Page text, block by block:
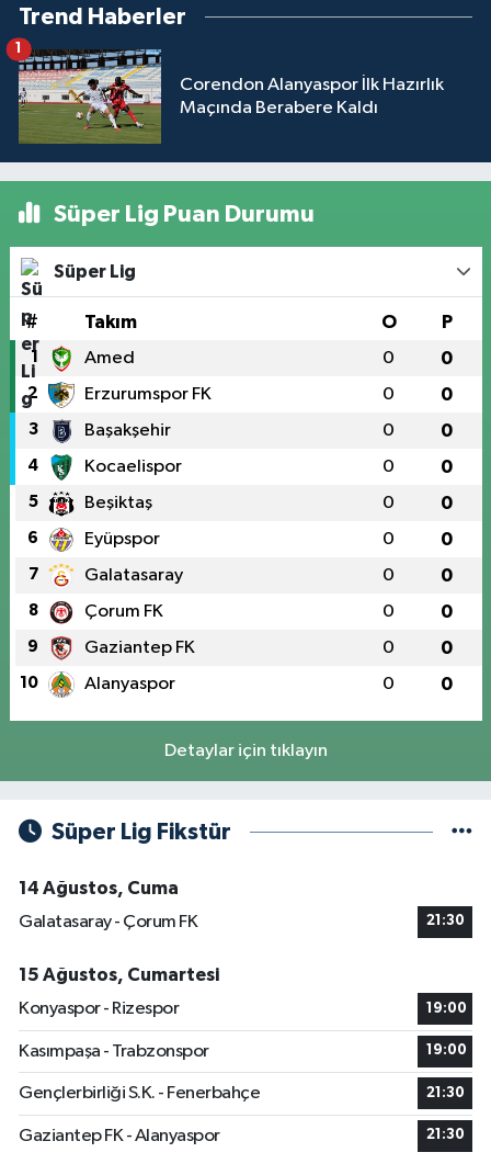
Trend Haberler
Corendon Alanyaspor İlk Hazırlık
Maçında Berabere Kaldı
1
Süper Lig Puan Durumu
Süper Lig
# Takım O P
1 Amed 0 0
2 Erzurumspor FK 0 0
3 Başakşehir 0 0
4 Kocaelispor 0 0
5 Beşiktaş 0 0
6 Eyüpspor 0 0
7 Galatasaray 0 0
8 Çorum FK 0 0
9 Gaziantep FK 0 0
10 Alanyaspor 0 0
Detaylar için tıklayın
Süper Lig Fikstür
14 Ağustos, Cuma
Galatasaray - Çorum FK
21:30
15 Ağustos, Cumartesi
Konyaspor - Rizespor
19:00
Kasımpaşa - Trabzonspor 19:00
Gençlerbirliği S.K. - Fenerbahçe 21:30
Gaziantep FK - Alanyaspor 21:30